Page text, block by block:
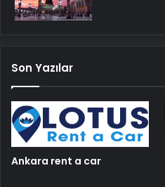
Son Yazılar
Ankara rent a car